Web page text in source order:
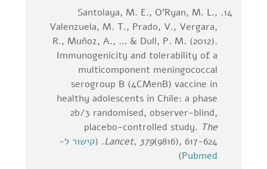
Santolaya, M. E., O'Ryan, M. L.,
Valenzuela, M. T., Prado, V., Vergara,
R., Muñoz, A., … & Dull, P. M. (2012).
Immunogenicity and tolerability of a
multicomponent meningococcal
serogroup B (4CMenB) vaccine in
healthy adolescents in Chile: a phase
2b/3 randomised, observer-blind,
placebo-controlled study. The
Lancet, 379(9816), 617-624. (
קישור ל-
Pubmed
)